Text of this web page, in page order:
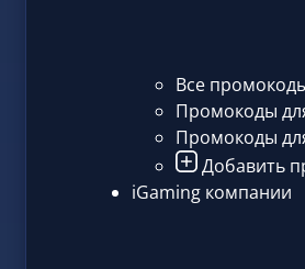
Все
Промокоды
Промокоды
Добавить
iGaming компании